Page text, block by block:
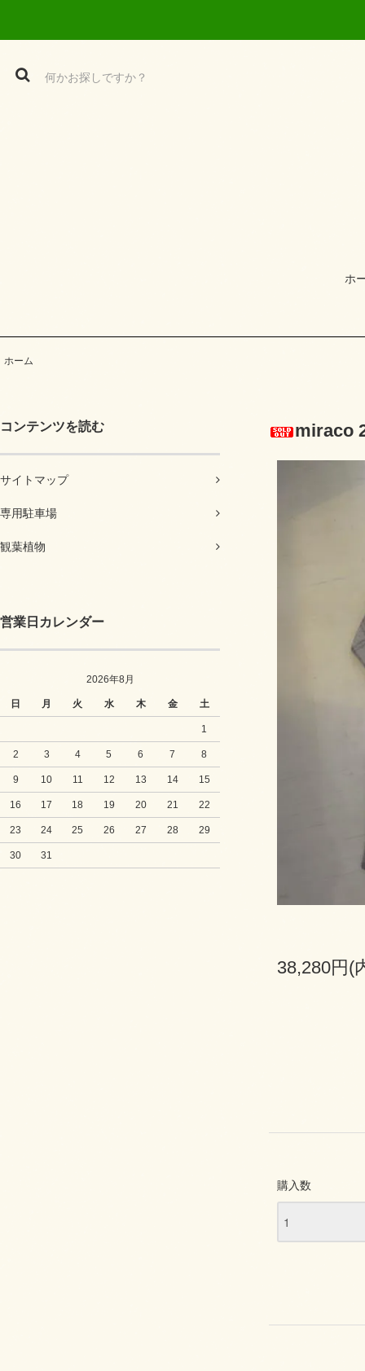
ホ
ホーム
コンテンツを読む
サイトマップ
専用駐車場
観葉植物
営業日カレンダー
2026年8月
日 月 火 水 木 金 土
1
2 3 4 5 6 7 8
9 10 11 12 13 14 15
16 17 18 19 20 21 22
23 24 25 26 27 28 29
30 31
miraco
38,280円(
購入数